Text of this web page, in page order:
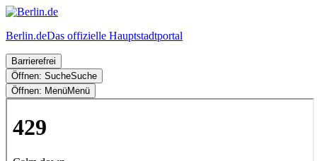
Berlin.deDas offizielle Hauptstadtportal
Barrierefrei
Öffnen: SucheSuche
Öffnen: MenüMenü